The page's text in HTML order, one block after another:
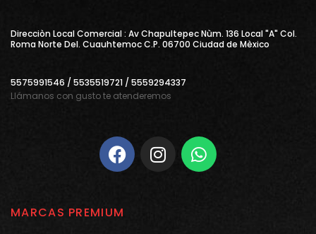
Direcciòn Local Comercial : Av Chapultepec Nùm. 136 Local "A" Col.
Roma Norte Del. Cuauhtemoc C.P. 06700 Ciudad de Mèxico
5575991546 / 5535519721 / 5559294337
Llámanos con gusto te atenderemos
MARCAS PREMIUM